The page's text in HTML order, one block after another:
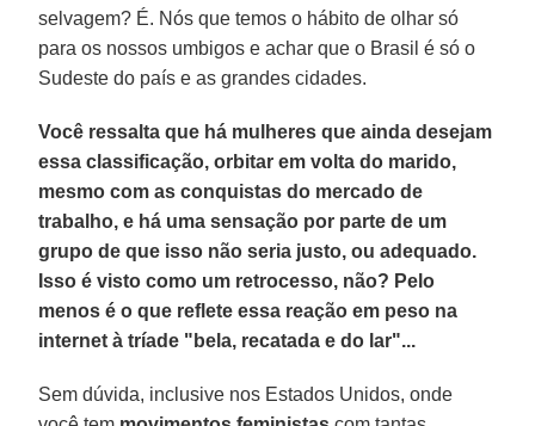
selvagem? É. Nós que temos o hábito de olhar só
para os nossos umbigos e achar que o Brasil é só o
Sudeste do país e as grandes cidades.
Você ressalta que há mulheres que ainda desejam
essa classificação, orbitar em volta do marido,
mesmo com as conquistas do mercado de
trabalho, e há uma sensação por parte de um
grupo de que isso não seria justo, ou adequado.
Isso é visto como um retrocesso, não? Pelo
menos é o que reflete essa reação em peso na
internet à tríade "bela, recatada e do lar"...
Sem dúvida, inclusive nos Estados Unidos, onde